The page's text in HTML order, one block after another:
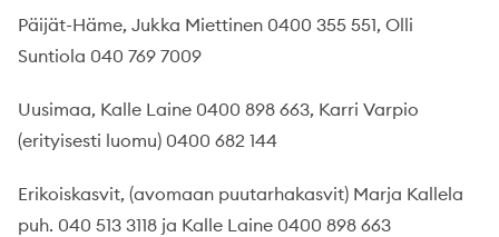
Päijät-Häme, Jukka Miettinen 0400 355 551, Olli
Suntiola 040 769 7009
Uusimaa, Kalle Laine 0400 898 663, Karri Varpio
(erityisesti luomu) 0400 682 144
Erikoiskasvit, (avomaan puutarhakasvit) Marja Kallela
puh. 040 513 3118 ja Kalle Laine 0400 898 663